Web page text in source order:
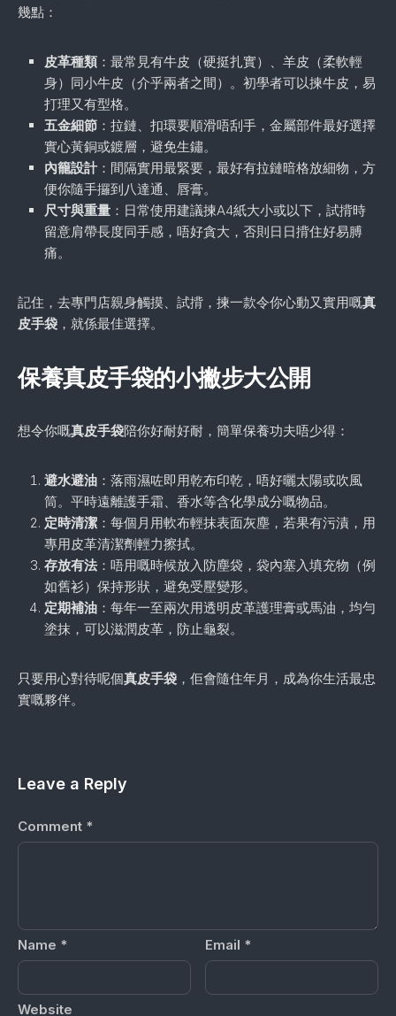
幾點：
皮革種類 ：最常見有牛皮（硬挺扎實）、羊皮（柔軟輕
身）同小牛皮（介乎兩者之間）。初學者可以揀牛皮，易
打理又有型格。
五金細節 ：拉鏈、扣環要順滑唔刮手，金屬部件最好選擇
實心黃銅或鍍層，避免生鏽。
內籠設計：間隔實用最緊要，最好有拉鏈暗格放細物，方
便你隨手攞到八達通、唇膏。
尺寸與重量 ：日常使用建議揀A4紙大小或以下，試揹時
留意肩帶長度同手感，唔好貪大，否則日日揹住好易膊
痛。
記住，去專門店親身觸摸、試揹，揀一款令你心動又實用嘅真
皮手袋 ，就係最佳選擇。
保養真皮手袋的小撇步大公開
想令你嘅真皮手袋陪你好耐好耐，簡單保養功夫唔少得：
避水避油 ：落雨濕咗即用乾布印乾，唔好曬太陽或吹風
筒。平時遠離護手霜、香水等含化學成分嘅物品。
定時清潔 ：每個月用軟布輕抹表面灰塵，若果有污漬，用
專用皮革清潔劑輕力擦拭。
存放有法 ：唔用嘅時候放入防塵袋，袋內塞入填充物（例
如舊衫）保持形狀，避免受壓變形。
定期補油 ：每年一至兩次用透明皮革護理膏或馬油，均勻
塗抹，可以滋潤皮革，防止龜裂。
只要用心對待呢個真皮手袋 ，佢會隨住年月，成為你生活最忠
實嘅夥伴。
Leave a Reply
Comment *
Name * Email *
Website